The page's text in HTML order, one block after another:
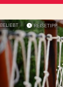
BELIEBT REISETIPP